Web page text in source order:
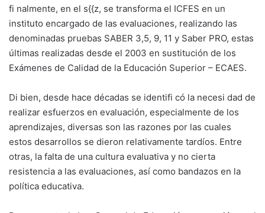
fi nalmente, en el s{{z, se transforma el ICFES en un
instituto encargado de las evaluaciones, realizando las
denominadas pruebas SABER 3,5, 9, 11 y Saber PRO, estas
últimas realizadas desde el 2003 en sustitución de los
Exámenes de Calidad de la Educación Superior – ECAES.
Di bien, desde hace décadas se identifi có la necesi dad de
realizar esfuerzos en evaluación, especialmente de los
aprendizajes, diversas son las razones por las cuales
estos desarrollos se dieron relativamente tardíos. Entre
otras, la falta de una cultura evaluativa y no cierta
resistencia a las evaluaciones, así como bandazos en la
política educativa.